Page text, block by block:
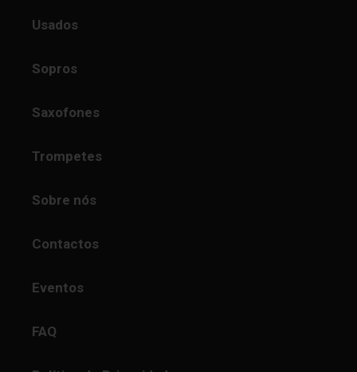
Usados
Sopros
Saxofones
Trompetes
Sobre nós
Contactos
Eventos
FAQ